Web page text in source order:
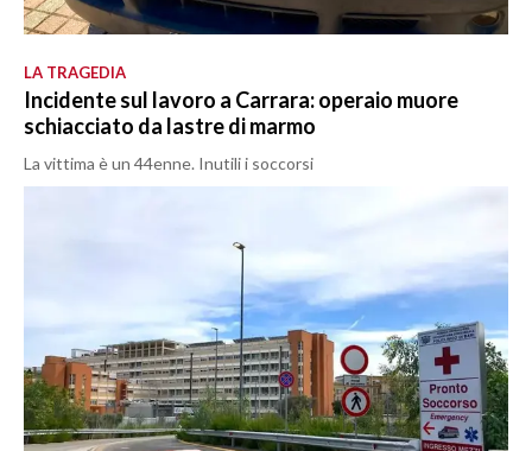
LA TRAGEDIA
Incidente sul lavoro a Carrara: operaio muore
schiacciato da lastre di marmo
La vittima è un 44enne. Inutili i soccorsi